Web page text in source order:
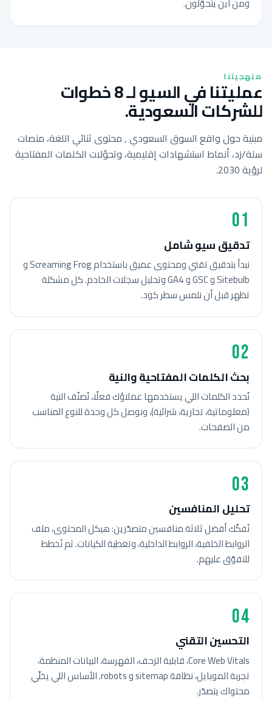
منهجيتنا
عمليتنا في السيو لـ 8 خطوات
للشركات السعودية.
مبنية حول واقع السوق السعودي , محتوى ثنائي اللغة، منصات
سلة/زد، أنماط استشهادات إقليمية، وتحوّلات الكلمات المفتاحية
لرؤية 2030.
01
تدقيق سيو شامل
نبدأ بتدقيق تقني ومحتوى عميق باستخدام Screaming Frog و
Sitebulb و GSC و GA4 وتحليل سجلات الخادم. كل مشكلة
تظهر قبل أن نلمس سطر كود.
02
بحث الكلمات المفتاحية والنية
نُحدد الكلمات اللي يستخدمها عملاؤك فعلًا، نُصنّف النية
(معلوماتية، تجارية، شرائية)، ونوصل كل وحدة للنوع المناسب
من الصفحات.
03
تحليل المنافسين
نُفكّك أفضل ثلاثة منافسين متصدّرين: هيكل المحتوى، ملف
الروابط الخلفية، الروابط الداخلية، وتغطية الكيانات. ثم نُخطط
للتفوّق عليهم.
04
التحسين التقني
Core Web Vitals، قابلية الزحف، الفهرسة، البيانات المنظمة،
تجربة الموبايل، نظافة sitemap و robots. الأساس اللي يخلّي
محتواك يتصدّر.